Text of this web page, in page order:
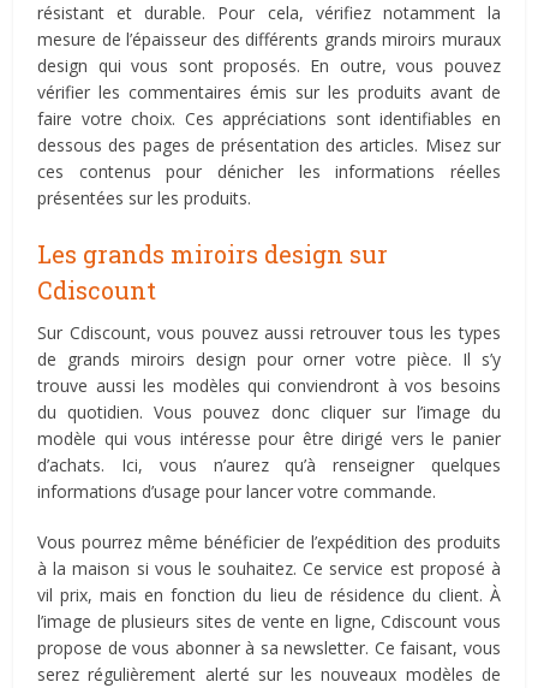
résistant et durable. Pour cela, vérifiez notamment la
mesure de l’épaisseur des différents grands miroirs muraux
design qui vous sont proposés. En outre, vous pouvez
vérifier les commentaires émis sur les produits avant de
faire votre choix. Ces appréciations sont identifiables en
dessous des pages de présentation des articles. Misez sur
ces contenus pour dénicher les informations réelles
présentées sur les produits.
Les grands miroirs design sur
Cdiscount
Sur Cdiscount, vous pouvez aussi retrouver tous les types
de grands miroirs design pour orner votre pièce. Il s’y
trouve aussi les modèles qui conviendront à vos besoins
du quotidien. Vous pouvez donc cliquer sur l’image du
modèle qui vous intéresse pour être dirigé vers le panier
d’achats. Ici, vous n’aurez qu’à renseigner quelques
informations d’usage pour lancer votre commande.
Vous pourrez même bénéficier de l’expédition des produits
à la maison si vous le souhaitez. Ce service est proposé à
vil prix, mais en fonction du lieu de résidence du client. À
l’image de plusieurs sites de vente en ligne, Cdiscount vous
propose de vous abonner à sa newsletter. Ce faisant, vous
serez régulièrement alerté sur les nouveaux modèles de